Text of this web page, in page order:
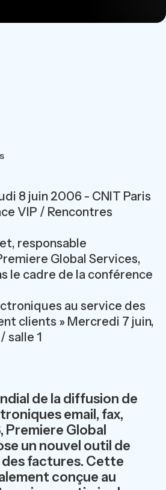
8 juin 2006 - CNIT Paris
VIP / Rencontres
responsable
Global Services,
le cadre de la conférence
au service des
clients » Mercredi 7 juin,
salle 1
de la diffusion de
email, fax,
Premiere Global
un nouvel outil de
factures. Cette
conçue au